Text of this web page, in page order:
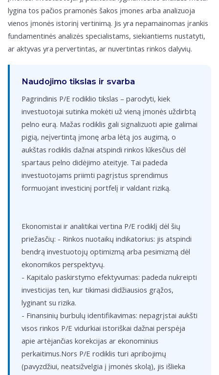
lygina tos pačios pramonės šakos įmones arba analizuoja
vienos įmonės istorinį vertinimą. Jis yra nepamainomas įrankis
fundamentinės analizės specialistams, siekiantiems nustatyti,
ar aktyvas yra pervertintas, ar nuvertintas rinkos dalyvių.
Naudojimo tikslas ir svarba
Pagrindinis P/E rodiklio tikslas – parodyti, kiek
investuotojai sutinka mokėti už vieną įmonės uždirbtą
pelno eurą. Mažas rodiklis gali signalizuoti apie galimai
pigią, neįvertintą įmonę arba lėtą jos augimą, o
aukštas rodiklis dažnai atspindi rinkos lūkesčius dėl
spartaus pelno didėjimo ateityje. Tai padeda
investuotojams priimti pagrįstus sprendimus
formuojant investicinį portfelį ir valdant riziką.
Ekonomistai ir analitikai vertina P/E rodiklį dėl šių
priežasčių: - Rinkos nuotaikų indikatorius: jis atspindi
bendrą investuotojų optimizmą arba pesimizmą dėl
ekonomikos perspektyvų.
- Kapitalo paskirstymo efektyvumas: padeda nukreipti
investicijas ten, kur tikimasi didžiausios grąžos,
lyginant su rizika.
- Finansinių burbulų identifikavimas: nepagrįstai aukšti
visos rinkos P/E vidurkiai istoriškai dažnai perspėja
apie artėjančias korekcijas ar ekonominius
perkaitimus.Nors P/E rodiklis turi apribojimų
(pavyzdžiui, neatsižvelgia į įmonės skolą), jis išlieka